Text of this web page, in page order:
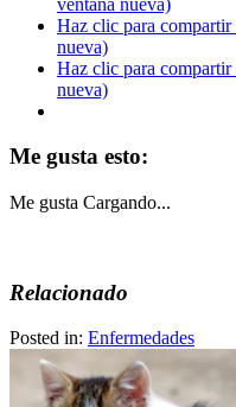
Haz clic para compartir
nueva)
Haz clic para compartir
nueva)
Me gusta esto:
Me gusta Cargando...
Relacionado
Posted in: Enfermedades